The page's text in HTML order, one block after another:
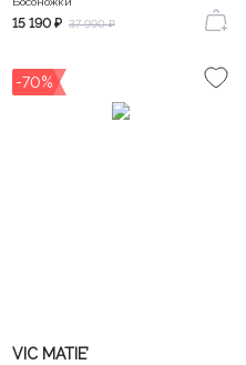
15 190 ₽ 37 990 ₽
-70%
VIC MATIE’